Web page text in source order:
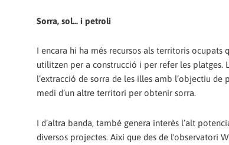
Sorra, sol... i petroli
I encara hi ha més recursos als territoris ocupats
utilitzen per a construcció i per refer les platges.
l’extracció de sorra de les illes amb l’objectiu
medi d’un altre territori per obtenir sorra.
I d’altra banda, també genera interès l’alt
diversos projectes. Així que des de l'observatori